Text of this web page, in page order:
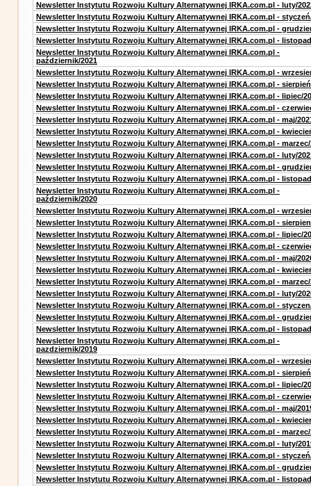
Newsletter Instytutu Rozwoju Kultury Alternatywnej IRKA.com.pl - luty/
Newsletter Instytutu Rozwoju Kultury Alternatywnej IRKA.com.pl -
Newsletter Instytutu Rozwoju Kultury Alternatywnej IRKA.com.pl -
Newsletter Instytutu Rozwoju Kultury Alternatywnej IRKA.com.pl -
Newsletter Instytutu Rozwoju Kultury Alternatywnej IRKA.com.pl -
październik/2021
Newsletter Instytutu Rozwoju Kultury Alternatywnej IRKA.com.pl -
Newsletter Instytutu Rozwoju Kultury Alternatywnej IRKA.com.pl -
Newsletter Instytutu Rozwoju Kultury Alternatywnej IRKA.com.pl - lipiec/
Newsletter Instytutu Rozwoju Kultury Alternatywnej IRKA.com.pl -
Newsletter Instytutu Rozwoju Kultury Alternatywnej IRKA.com.pl - maj/
Newsletter Instytutu Rozwoju Kultury Alternatywnej IRKA.com.pl -
Newsletter Instytutu Rozwoju Kultury Alternatywnej IRKA.com.pl - marzec/
Newsletter Instytutu Rozwoju Kultury Alternatywnej IRKA.com.pl - luty/
Newsletter Instytutu Rozwoju Kultury Alternatywnej IRKA.com.pl -
Newsletter Instytutu Rozwoju Kultury Alternatywnej IRKA.com.pl -
Newsletter Instytutu Rozwoju Kultury Alternatywnej IRKA.com.pl -
październik/2020
Newsletter Instytutu Rozwoju Kultury Alternatywnej IRKA.com.pl -
Newsletter Instytutu Rozwoju Kultury Alternatywnej IRKA.com.pl -
Newsletter Instytutu Rozwoju Kultury Alternatywnej IRKA.com.pl - lipiec/
Newsletter Instytutu Rozwoju Kultury Alternatywnej IRKA.com.pl -
Newsletter Instytutu Rozwoju Kultury Alternatywnej IRKA.com.pl - maj/
Newsletter Instytutu Rozwoju Kultury Alternatywnej IRKA.com.pl -
Newsletter Instytutu Rozwoju Kultury Alternatywnej IRKA.com.pl - marzec/
Newsletter Instytutu Rozwoju Kultury Alternatywnej IRKA.com.pl - luty/
Newsletter Instytutu Rozwoju Kultury Alternatywnej IRKA.com.pl -
Newsletter Instytutu Rozwoju Kultury Alternatywnej IRKA.com.pl -
Newsletter Instytutu Rozwoju Kultury Alternatywnej IRKA.com.pl -
Newsletter Instytutu Rozwoju Kultury Alternatywnej IRKA.com.pl -
pazdziernik/2019
Newsletter Instytutu Rozwoju Kultury Alternatywnej IRKA.com.pl -
Newsletter Instytutu Rozwoju Kultury Alternatywnej IRKA.com.pl -
Newsletter Instytutu Rozwoju Kultury Alternatywnej IRKA.com.pl - lipiec/
Newsletter Instytutu Rozwoju Kultury Alternatywnej IRKA.com.pl -
Newsletter Instytutu Rozwoju Kultury Alternatywnej IRKA.com.pl - maj/
Newsletter Instytutu Rozwoju Kultury Alternatywnej IRKA.com.pl -
Newsletter Instytutu Rozwoju Kultury Alternatywnej IRKA.com.pl - marzec/
Newsletter Instytutu Rozwoju Kultury Alternatywnej IRKA.com.pl - luty/
Newsletter Instytutu Rozwoju Kultury Alternatywnej IRKA.com.pl -
Newsletter Instytutu Rozwoju Kultury Alternatywnej IRKA.com.pl -
Newsletter Instytutu Rozwoju Kultury Alternatywnej IRKA.com.pl -